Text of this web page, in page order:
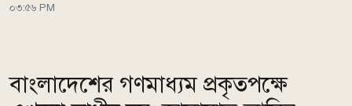
০৩:৫৬ PM
বাংলাদেশের গণমাধ্যম প্রকৃতপক্ষে